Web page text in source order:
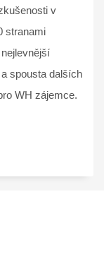
v
stranami
spousta dalších
WH zájemce.